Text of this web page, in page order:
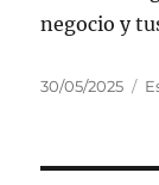
negocio y
Publicado
30/05/2025